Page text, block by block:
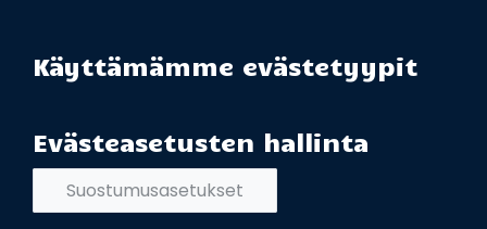
Käyttämämme evästetyypit
Evästeasetusten hallinta
Suostumusasetukset